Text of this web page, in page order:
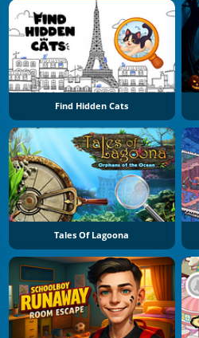
Find Hidden Cats
Tales Of Lagoona